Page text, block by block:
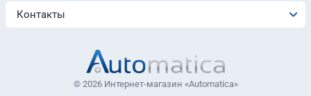
Контакты
© 2026 Интернет-магазин «Automatica»